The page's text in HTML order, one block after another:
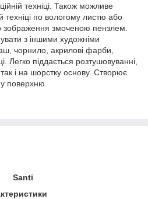
техніці. Також можливе
техніці по вологому листю або
зображення змоченою пензлем.
з іншими художніми
чорнило, акрилові фарби,
Легко піддається розтушовуванні,
так і на шорстку основу. Створює
поверхню.
Santi